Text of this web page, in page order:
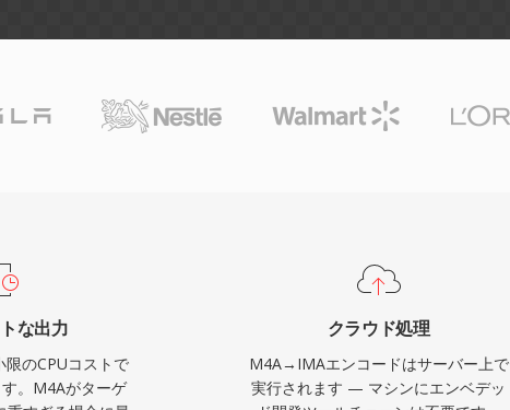
な出力
のCPUコストで
。M4Aがターゲ
クラウド処理
M4A→IMAエンコードはサーバー上で
実行されます — マシンにエンベデッ